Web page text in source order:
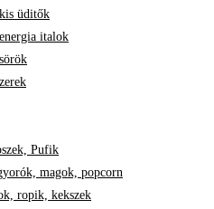
üditők
italok
Pufik
magok, popcorn
ropik, kekszek